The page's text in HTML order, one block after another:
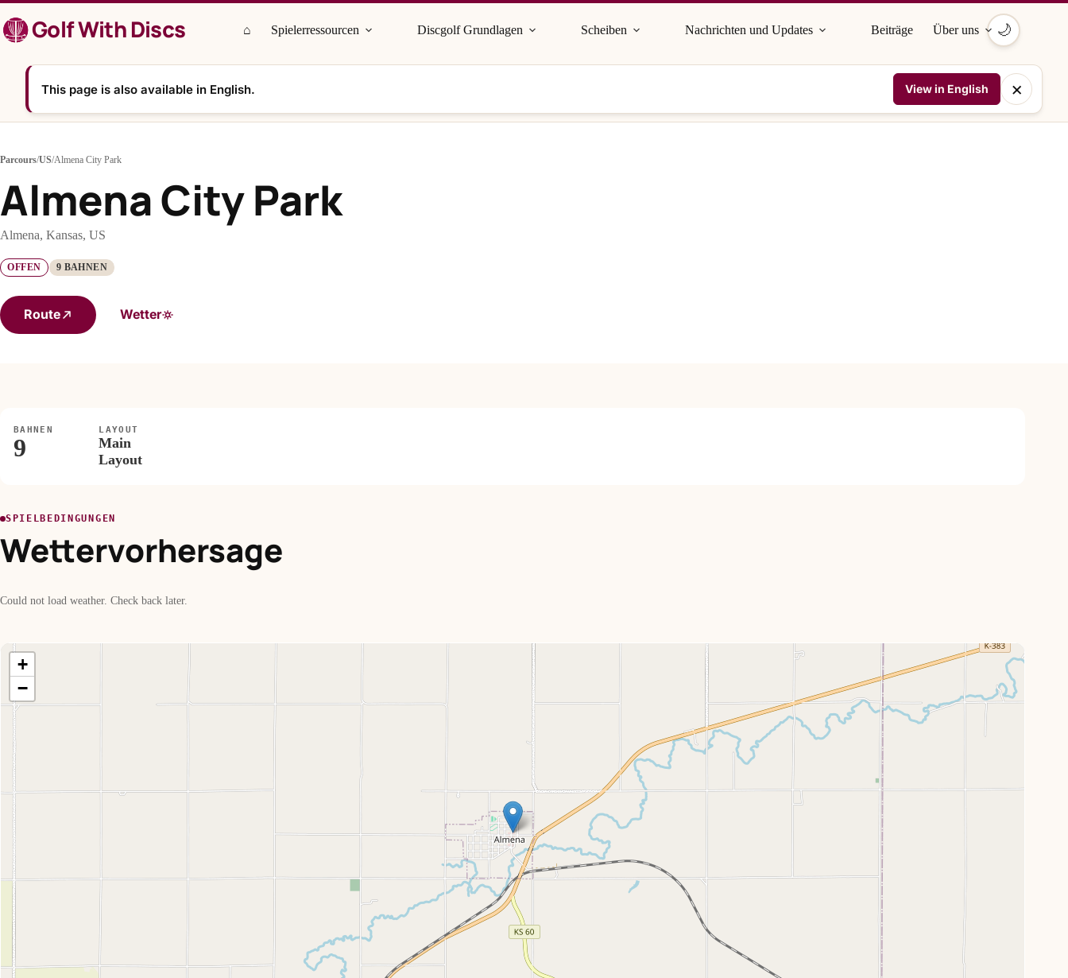
Inhalt
springenGolf With Discs ⌂ Spielerressourcen Discgolf Grundlagen Scheiben Nachrichten und Updates Beiträge Über uns 🌙
This page is also available in English. View in English ×
Parcours/US/Almena City Park
Almena City Park
Almena, Kansas, US
OFFEN 9 BAHNEN
Route Wetter
BAHNEN
9
LAYOUT
Main
Layout
SPIELBEDINGUNGEN
Wettervorhersage
Could not load weather. Check back later.
+
−